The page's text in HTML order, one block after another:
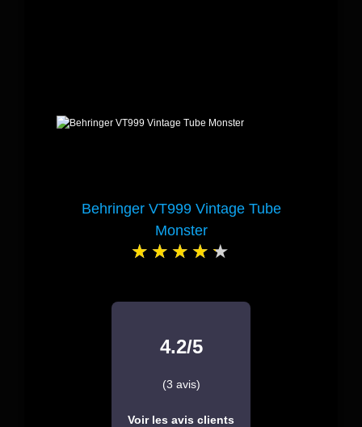
Behringer VT999 Vintage Tube
Monster
4.2/5
(3 avis)
Voir les avis clients